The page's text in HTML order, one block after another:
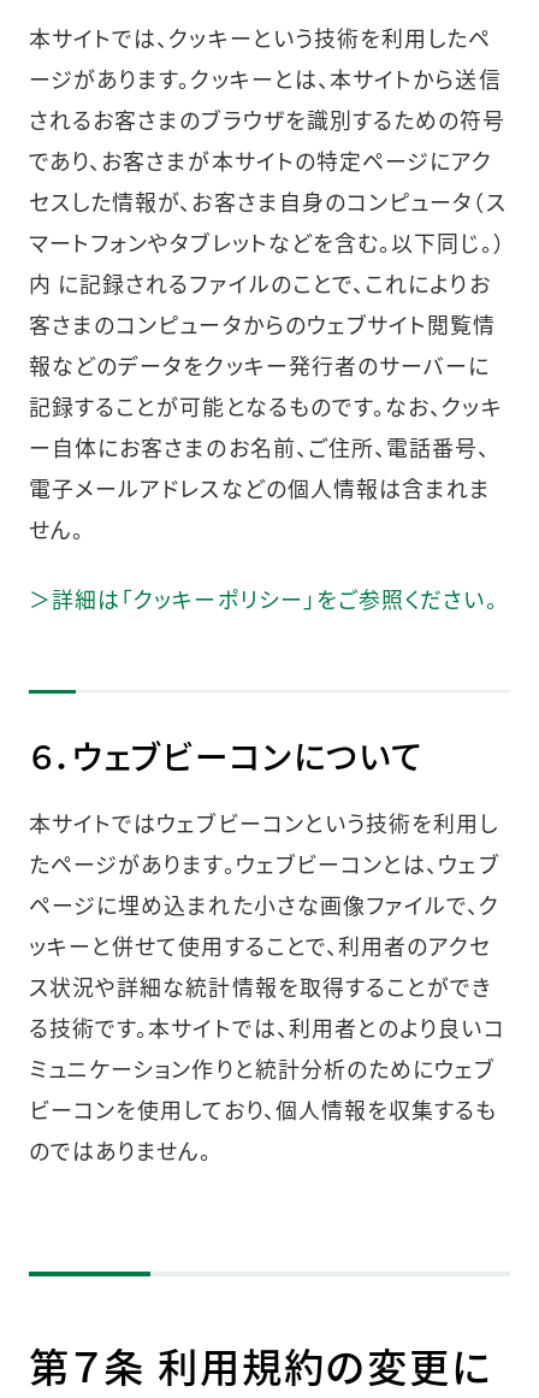
本サイトでは、クッキーという技術を利用したペ
ージがあります。クッキーとは、本サイトから送信
されるお客さまのブラウザを識別するための符号
であり、お客さまが本サイトの特定ページにアク
セスした情報が、お客さま自身のコンピュータ（ス
マートフォンやタブレットなどを含む。以下同じ。）
内 に記録されるファイルのことで、これによりお
客さまのコンピュータからのウェブサイト閲覧情
報などのデータをクッキー発行者のサーバーに
記録することが可能となるものです。なお、クッキ
ー自体にお客さまのお名前、ご住所、電話番号、
電子メールアドレスなどの個人情報は含まれま
せん。
＞詳細は「クッキーポリシー」をご参照ください。
６．ウェブビーコンについて
本サイトではウェブビーコンという技術を利用し
たページがあります。ウェブビーコンとは、ウェブ
ページに埋め込まれた小さな画像ファイルで、ク
ッキーと併せて使用することで、利用者のアクセ
ス状況や詳細な統計情報を取得することができ
る技術です。本サイトでは、利用者とのより良いコ
ミュニケーション作りと統計分析のためにウェブ
ビーコンを使用しており、個人情報を収集するも
のではありません。
第７条 利用規約の変更に